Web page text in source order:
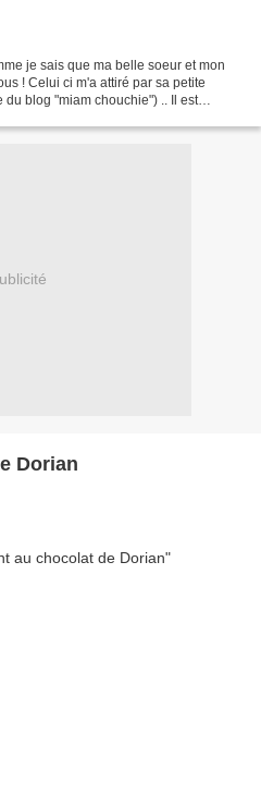
je sais que ma belle soeur et mon
! Celui ci m'a attiré par sa petite
blog "miam chouchie") .. Il est
Dorian